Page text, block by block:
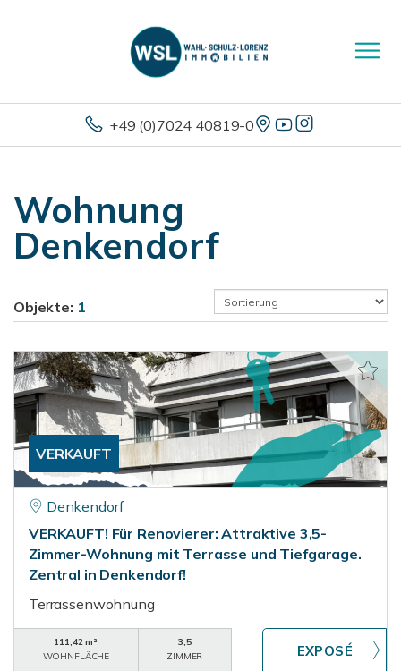
+49 (0)7024 40819-0
Wohnung
Denkendorf
Objekte: 1
VERKAUFT
Denkendorf
VERKAUFT! Für Renovierer: Attraktive 3,5-
Zimmer-Wohnung mit Terrasse und Tiefgarage.
Zentral in Denkendorf!
Terrassenwohnung
111,42 m²
WOHNFLÄCHE
3,5
ZIMMER